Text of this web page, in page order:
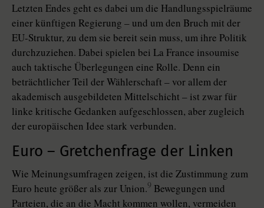
Letzten Endes geht es dabei um die Handlungsspielräume
einer künftigen Regierung – und um den Bruch mit der
EU-Struktur, zu dem sie bereit sein muss, um ihre Politik
durchzuziehen. Dabei spielen bei La France insou­mise
auch taktische Überlegungen eine Rolle. Denn ein
beträchtlicher Teil der Wählerschaft – vor allem der
akademisch ausgebildeten Mittelschicht – ist zwar für
linke kritische Gedanken aufgeschlossen, aber zugleich
der europäischen Idee stark verbunden.
Euro – Gretchenfrage der Linken
Wie Meinungsumfragen zeigen, ist die Zustimmung zum
Euro heute größer als zur Union.9 Bewegungen und
Parteien, die an die Macht kommen wollen, vermeiden